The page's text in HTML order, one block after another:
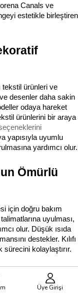
Canals ve
estetikle birleştiren
tekstil ürünleri ve
desenler daha sakin
odaya hareket
ürünlerini bir araya
yapısıyla uyumlu
yardımcı olur.
Ömürlü
için doğru bakım
uyulması,
olur. Düşük ısıda
destekler. Kılıfı
sürecini kolaylaştırır.
Üye Girişi